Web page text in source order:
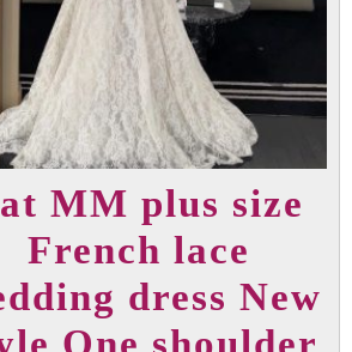
MM plus size
French lace
dress New